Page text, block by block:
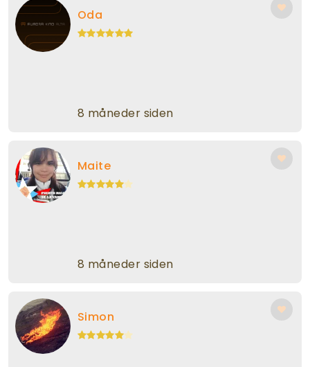
Oda
8 måneder siden
Maite
8 måneder siden
Simon